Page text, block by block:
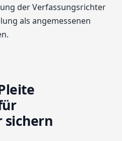
der Verfassungsrichter
als angemessenen
sichern